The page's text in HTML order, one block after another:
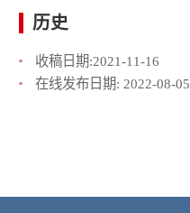
历史
收稿日期:2021-11-16
在线发布日期: 2022-08-05